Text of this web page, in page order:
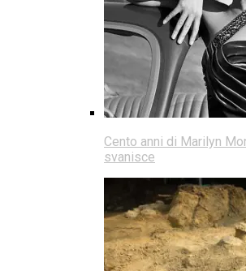
Cento anni di Marilyn
svanisce